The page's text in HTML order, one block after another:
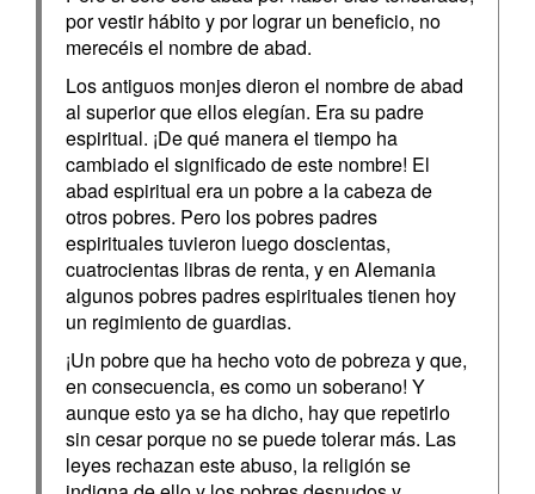
por vestir hábito y por lograr un beneficio, no
merecéis el nombre de abad.
Los antiguos monjes dieron el nombre de abad
al superior que ellos elegían. Era su padre
espiritual. ¡De qué manera el tiempo ha
cambiado el significado de este nombre! El
abad espiritual era un pobre a la cabeza de
otros pobres. Pero los pobres padres
espirituales tuvieron luego doscientas,
cuatrocientas libras de renta, y en Alemania
algunos pobres padres espirituales tienen hoy
un regimiento de guardias.
¡Un pobre que ha hecho voto de pobreza y que,
en consecuencia, es como un soberano! Y
aunque esto ya se ha dicho, hay que repetirlo
sin cesar porque no se puede tolerar más. Las
leyes rechazan este abuso, la religión se